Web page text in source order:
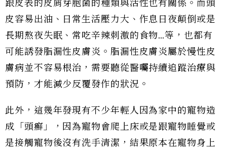
跟皮表的皮屑芽胞菌的種類與活性也有關係。而頭
皮容易出油、日常生活壓力大、作息日夜顛倒或是
長期熬夜失眠、常吃辛辣刺激的食物…等，也都有
可能誘發脂漏性皮膚炎。脂漏性皮膚炎屬於慢性皮
膚病並不容易根治，需要聽從醫囑持續追蹤治療與
預防，才能減少反覆發作的狀況。
此外，這幾年發現有不少年輕人因為家中的寵物造
成「頭癬」，因為寵物會爬上床或是跟寵物睡覺或
是接觸寵物後沒有洗手清潔，結果原本在寵物身上